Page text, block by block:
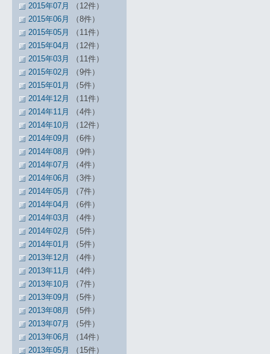
2015年07月
（12件）
2015年06月
（8件）
2015年05月
（11件）
2015年04月
（12件）
2015年03月
（11件）
2015年02月
（9件）
2015年01月
（5件）
2014年12月
（11件）
2014年11月
（4件）
2014年10月
（12件）
2014年09月
（6件）
2014年08月
（9件）
2014年07月
（4件）
2014年06月
（3件）
2014年05月
（7件）
2014年04月
（6件）
2014年03月
（4件）
2014年02月
（5件）
2014年01月
（5件）
2013年12月
（4件）
2013年11月
（4件）
2013年10月
（7件）
2013年09月
（5件）
2013年08月
（5件）
2013年07月
（5件）
2013年06月
（14件）
2013年05月
（15件）